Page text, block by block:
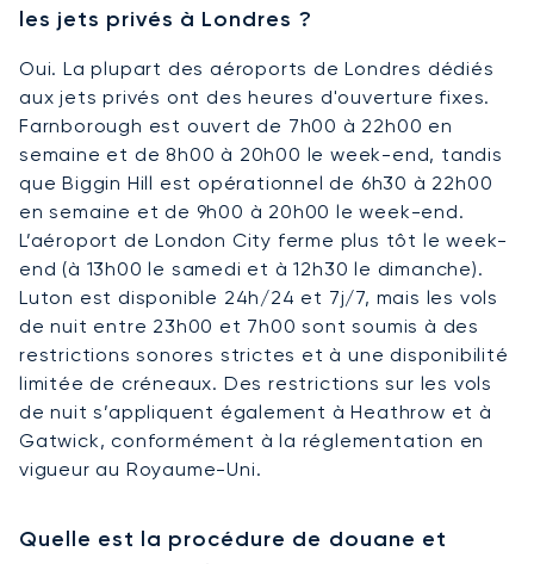
les jets privés à Londres ?
Oui. La plupart des aéroports de Londres dédiés
aux jets privés ont des heures d'ouverture fixes.
Farnborough est ouvert de 7h00 à 22h00 en
semaine et de 8h00 à 20h00 le week-end, tandis
que Biggin Hill est opérationnel de 6h30 à 22h00
en semaine et de 9h00 à 20h00 le week-end.
L’aéroport de London City ferme plus tôt le week-
end (à 13h00 le samedi et à 12h30 le dimanche).
Luton est disponible 24h/24 et 7j/7, mais les vols
de nuit entre 23h00 et 7h00 sont soumis à des
restrictions sonores strictes et à une disponibilité
limitée de créneaux. Des restrictions sur les vols
de nuit s’appliquent également à Heathrow et à
Gatwick, conformément à la réglementation en
vigueur au Royaume-Uni.
Quelle est la procédure de douane et